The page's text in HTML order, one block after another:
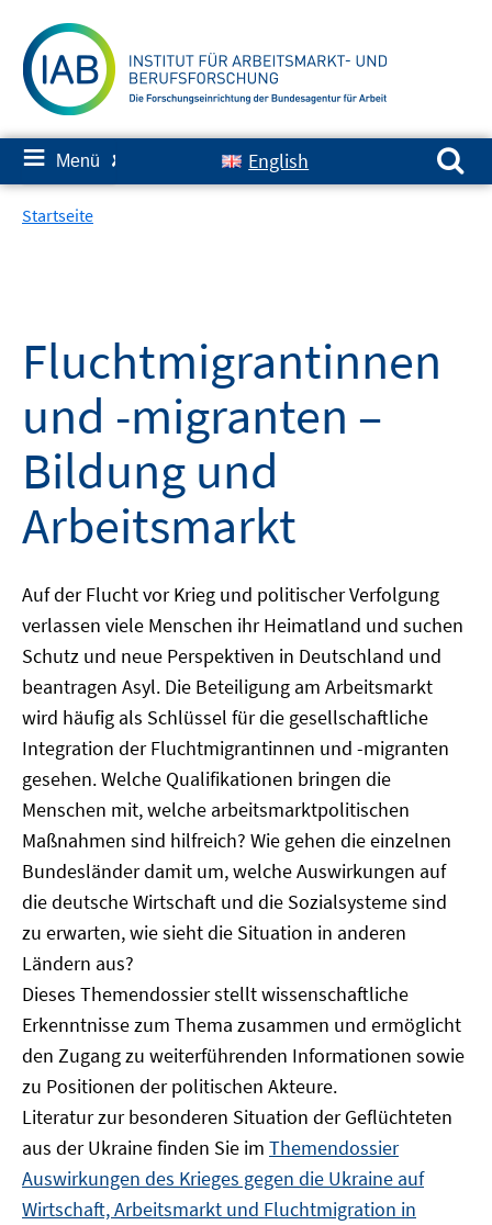
zum
Inhalt
≡ Menü ✘ English
Suchen nach:
Startseite
Fluchtmigrantinnen
und -migranten –
Bildung und
Arbeitsmarkt
Auf der Flucht vor Krieg und politischer Verfolgung
verlassen viele Menschen ihr Heimatland und suchen
Schutz und neue Perspektiven in Deutschland und
beantragen Asyl. Die Beteiligung am Arbeitsmarkt
wird häufig als Schlüssel für die gesellschaftliche
Integration der Fluchtmigrantinnen und -migranten
gesehen. Welche Qualifikationen bringen die
Menschen mit, welche arbeitsmarktpolitischen
Maßnahmen sind hilfreich? Wie gehen die einzelnen
Bundesländer damit um, welche Auswirkungen auf
die deutsche Wirtschaft und die Sozialsysteme sind
zu erwarten, wie sieht die Situation in anderen
Ländern aus?
Dieses Themendossier stellt wissenschaftliche
Erkenntnisse zum Thema zusammen und ermöglicht
den Zugang zu weiterführenden Informationen sowie
zu Positionen der politischen Akteure.
Literatur zur besonderen Situation der Geflüchteten
aus der Ukraine finden Sie im Themendossier
Auswirkungen des Krieges gegen die Ukraine auf
Wirtschaft, Arbeitsmarkt und Fluchtmigration in